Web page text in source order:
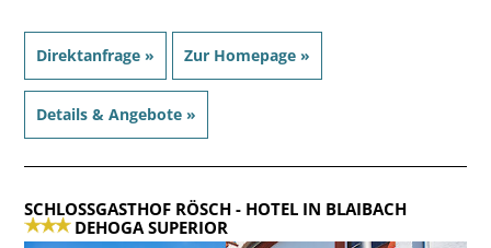
Direktanfrage » Zur Homepage »
Details & Angebote »
SCHLOSSGASTHOF RÖSCH- HOTEL IN BLAIBACH
DEHOGA SUPERIOR